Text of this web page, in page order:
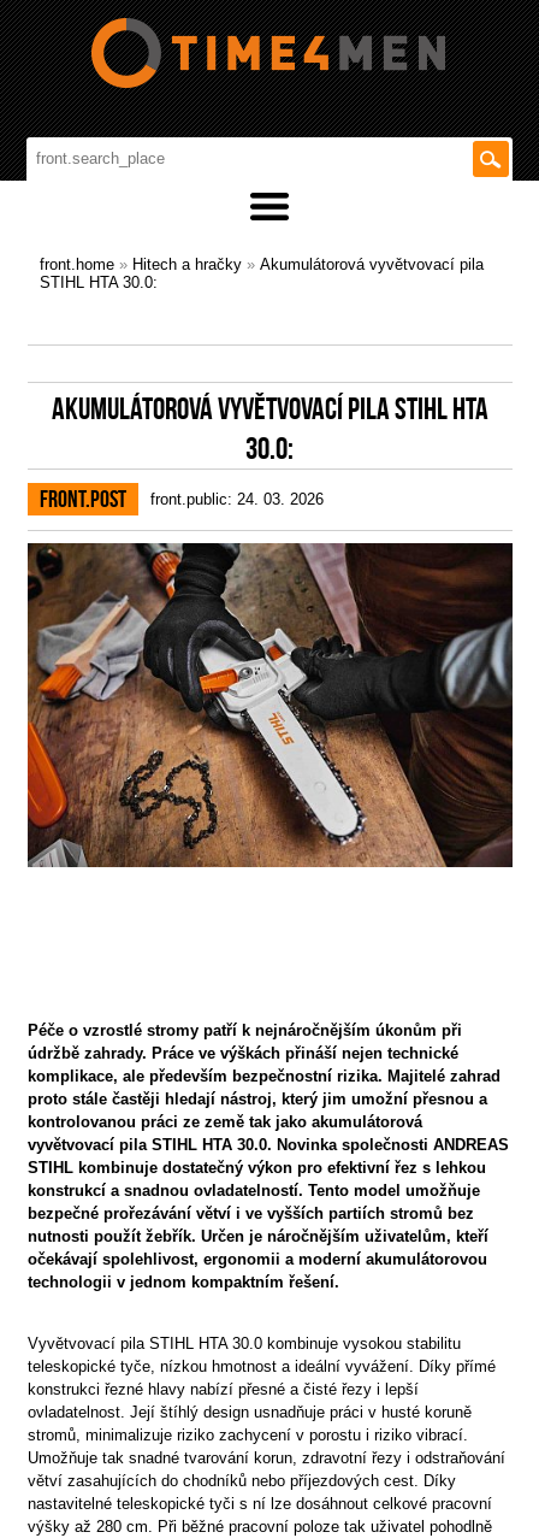
front.home» Hitech a hračky» Akumulátorová vyvětvovací pila
STIHL HTA 30.0:
AKUMULÁTOROVÁ VYVĚTVOVACÍ PILA STIHL HTA
30.0:
front.post front.public: 24. 03. 2026
Péče o vzrostlé stromy patří k nejnáročnějším úkonům při
údržbě zahrady. Práce ve výškách přináší nejen technické
komplikace, ale především bezpečnostní rizika. Majitelé zahrad
proto stále častěji hledají nástroj, který jim umožní přesnou a
kontrolovanou práci ze země tak jako akumulátorová
vyvětvovací pila STIHL HTA 30.0. Novinka společnosti ANDREAS
STIHL kombinuje dostatečný výkon pro efektivní řez s lehkou
konstrukcí a snadnou ovladatelností. Tento model umožňuje
bezpečné prořezávání větví i ve vyšších partiích stromů bez
nutnosti použít žebřík. Určen je náročnějším uživatelům, kteří
očekávají spolehlivost, ergonomii a moderní akumulátorovou
technologii v jednom kompaktním řešení.
Vyvětvovací pila STIHL HTA 30.0 kombinuje vysokou stabilitu
teleskopické tyče, nízkou hmotnost a ideální vyvážení. Díky přímé
konstrukci řezné hlavy nabízí přesné a čisté řezy i lepší
ovladatelnost. Její štíhlý design usnadňuje práci v husté koruně
stromů, minimalizuje riziko zachycení v porostu i riziko vibrací.
Umožňuje tak snadné tvarování korun, zdravotní řezy i odstraňování
větví zasahujících do chodníků nebo příjezdových cest. Díky
nastavitelné teleskopické tyči s ní lze dosáhnout celkové pracovní
výšky až 280 cm. Při běžné pracovní poloze tak uživatel pohodlně